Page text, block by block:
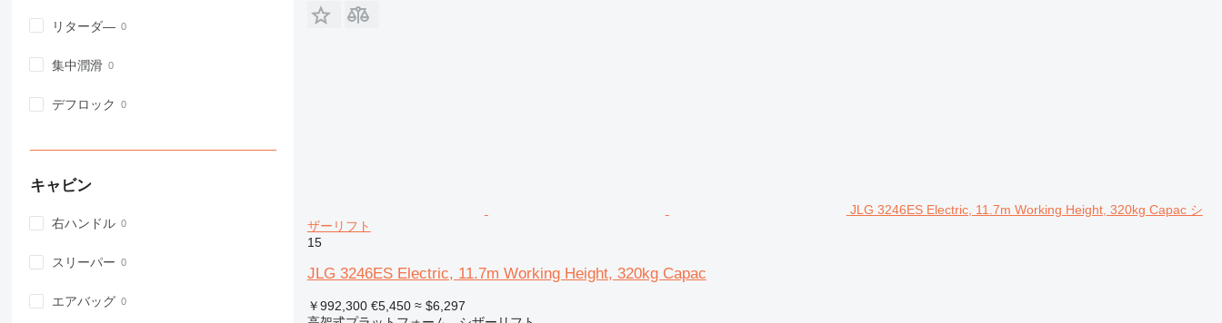
リターダ―
集中潤滑
デフロック
キャビン
右ハンドル
スリーパー
エアバッグ
JLG 3246ES Electric, 11.7m Working Height, 320kg Capac シ
ザーリフト
15
JLG 3246ES Electric, 11.7m Working Height, 320kg Capac
￥992,300 €5,450 ≈ $6,297